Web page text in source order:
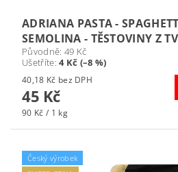
ADRIANA PASTA -
SEMOLINA - TĚSTOVINY Z
Původně: 49 Kč
Ušetříte:4 Kč (–8 %)
40,18 Kč bez DPH
45 Kč
90 Kč / 1 kg
Český výrobek